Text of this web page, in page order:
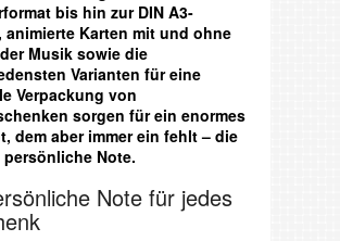
bis hin zur DIN A3-
animierte Karten mit und ohne
Musik sowie die
Varianten für eine
Verpackung von
sorgen für ein enormes
dem aber immer ein fehlt – die
Note.
Note für jedes